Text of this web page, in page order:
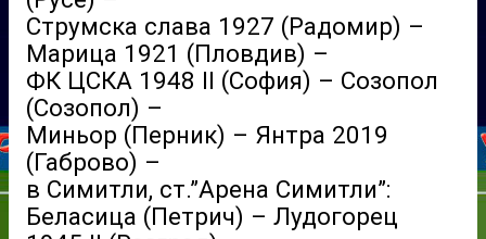
Струмска слава 1927 (Радомир) –
Марица 1921 (Пловдив) –
ФК ЦСКА 1948 II (София) – Созопол
(Созопол) –
Миньор (Перник) – Янтра 2019
(Габрово) –
в Симитли, ст.”Арена Симитли”:
Беласица (Петрич) – Лудогорец